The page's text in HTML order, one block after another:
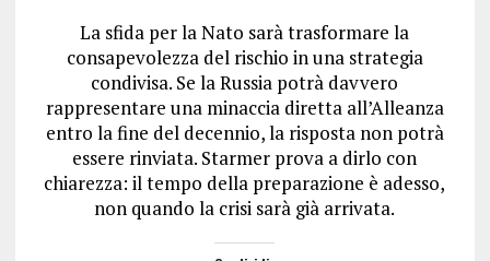
La sfida per la Nato sarà trasformare la
consapevolezza del rischio in una strategia
condivisa. Se la Russia potrà davvero
rappresentare una minaccia diretta all’Alleanza
entro la fine del decennio, la risposta non potrà
essere rinviata. Starmer prova a dirlo con
chiarezza: il tempo della preparazione è adesso,
non quando la crisi sarà già arrivata.